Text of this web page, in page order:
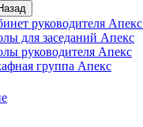
руководителя Апекс
для заседаний Апекс
руководителя Апекс
группа Апекс